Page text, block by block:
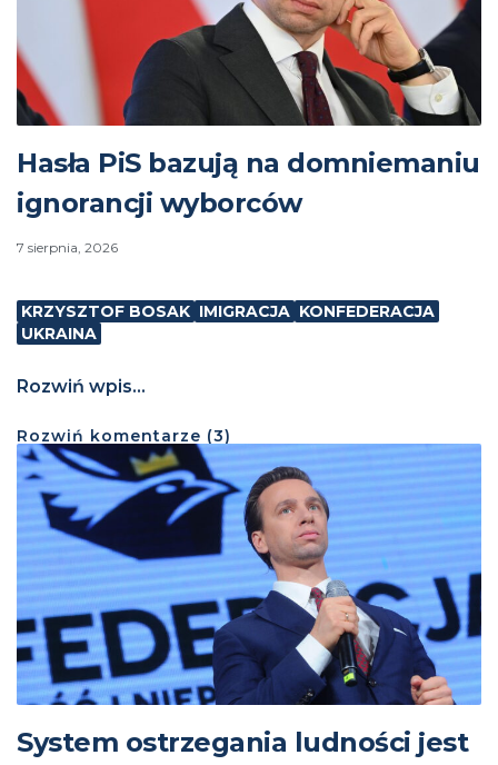
Hasła PiS bazują na domniemaniu
ignorancji wyborców
7 sierpnia, 2026
KRZYSZTOF BOSAK IMIGRACJA KONFEDERACJA
UKRAINA
Rozwiń wpis...
Rozwiń komentarze (3)
System ostrzegania ludności jest